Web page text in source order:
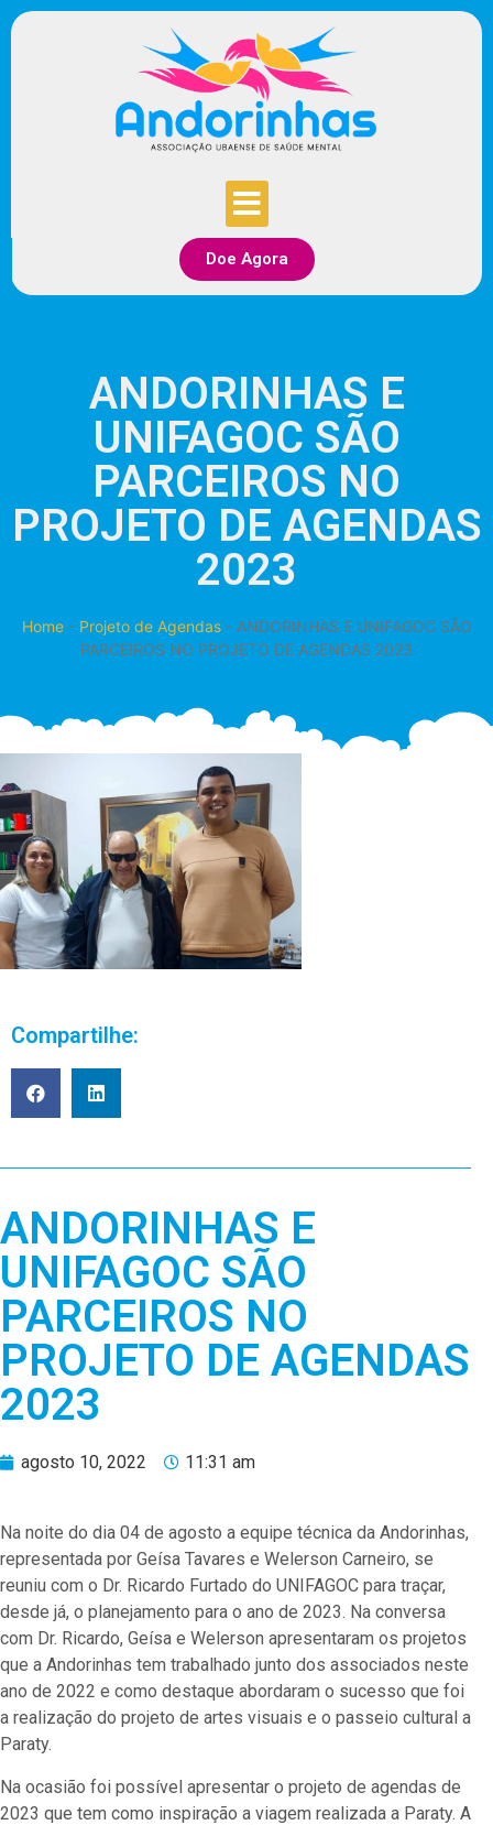
Doe Agora
ANDORINHAS E
UNIFAGOC SÃO
PARCEIROS NO
PROJETO DE AGENDAS
2023
Home- Projeto de Agendas- ANDORINHAS E UNIFAGOC SÃO
PARCEIROS NO PROJETO DE AGENDAS 2023
Compartilhe:
ANDORINHAS E
UNIFAGOC SÃO
PARCEIROS NO
PROJETO DE AGENDAS
2023
agosto 10, 2022 11:31 am
Na noite do dia 04 de agosto a equipe técnica da Andorinhas,
representada por Geísa Tavares e Welerson Carneiro, se
reuniu com o Dr. Ricardo Furtado do UNIFAGOC para traçar,
desde já, o planejamento para o ano de 2023. Na conversa
com Dr. Ricardo, Geísa e Welerson apresentaram os projetos
que a Andorinhas tem trabalhado junto dos associados neste
ano de 2022 e como destaque abordaram o sucesso que foi
a realização do projeto de artes visuais e o passeio cultural a
Paraty.
Na ocasião foi possível apresentar o projeto de agendas de
2023 que tem como inspiração a viagem realizada a Paraty. A